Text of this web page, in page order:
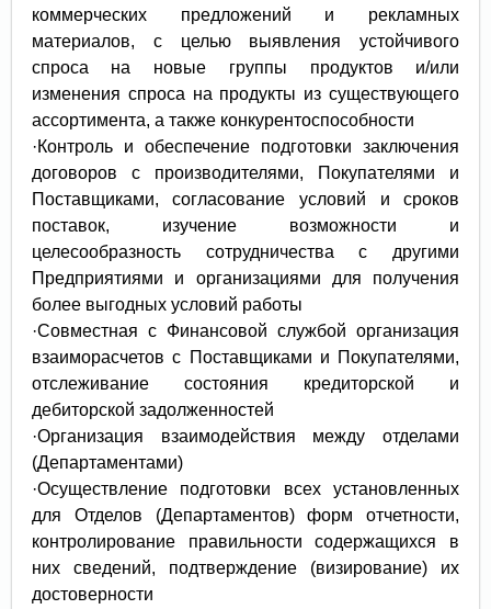
коммерческих предложений и рекламных
материалов, с целью выявления устойчивого
спроса на новые группы продуктов и/или
изменения спроса на продукты из существующего
ассортимента, а также конкурентоспособности
·Контроль и обеспечение подготовки заключения
договоров с производителями, Покупателями и
Поставщиками, согласование условий и сроков
поставок, изучение возможности и
целесообразность сотрудничества с другими
Предприятиями и организациями для получения
более выгодных условий работы
·Совместная с Финансовой службой организация
взаиморасчетов с Поставщиками и Покупателями,
отслеживание состояния кредиторской и
дебиторской задолженностей
·Организация взаимодействия между отделами
(Департаментами)
·Осуществление подготовки всех установленных
для Отделов (Департаментов) форм отчетности,
контролирование правильности содержащихся в
них сведений, подтверждение (визирование) их
достоверности